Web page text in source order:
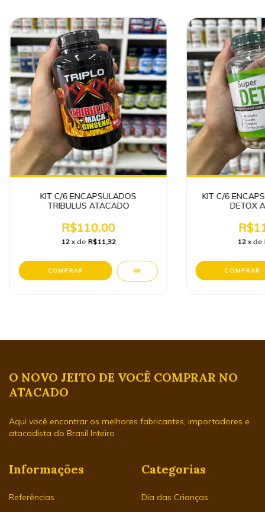
KIT C/6 ENCAPSULADOS
TRIBULUS ATACADO
R$110,00
12 x de R$11,32
KIT C/6
DETOX
12 x de
O NOVO JEITO DE VOCÊ COMPRAR NO
ATACADO
Aqui você encontrar os melhores fabricantes, importadores e
atacadista do Brasil Inteiro
Informações
Referências
Categorias
Dia das Crianças